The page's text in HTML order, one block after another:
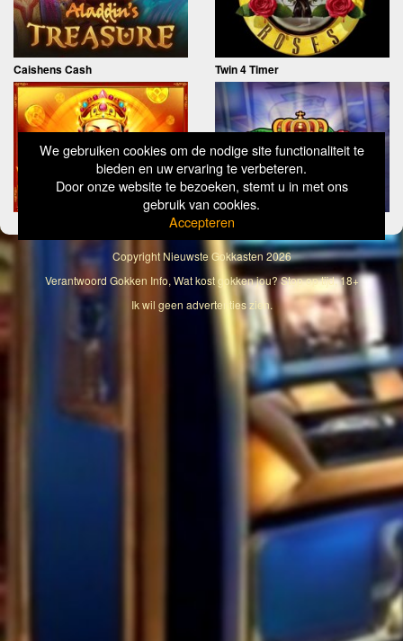
We gebruiken cookies om de nodige site functionaliteit te
bieden en uw ervaring te verbeteren.
Door onze website te bezoeken, stemt u in met ons
gebruik van cookies.
Accepteren
Caishens Cash Twin 4 Timer
Copyright Nieuwste Gokkasten2026
Verantwoord Gokken Info, Wat kost gokken jou? Stop op tijd, 18+
Ik wil geen advertenties zien.